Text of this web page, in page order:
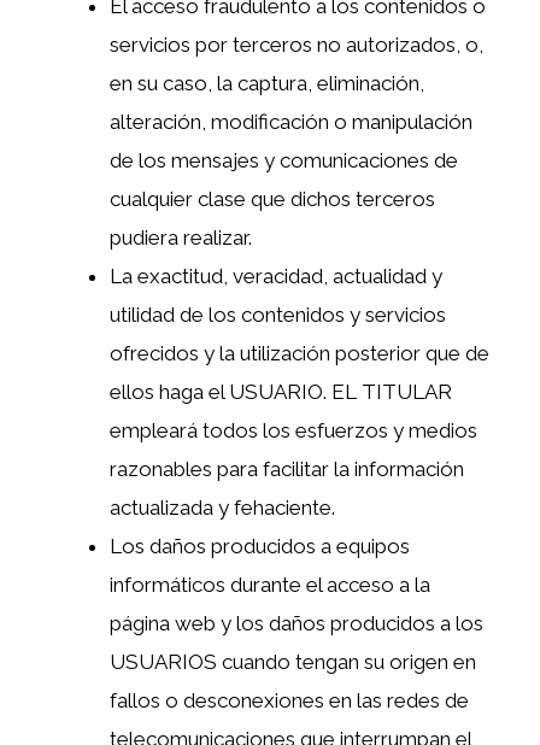
El acceso fraudulento a los contenidos o
servicios por terceros no autorizados, o,
en su caso, la captura, eliminación,
alteración, modificación o manipulación
de los mensajes y comunicaciones de
cualquier clase que dichos terceros
pudiera realizar.
La exactitud, veracidad, actualidad y
utilidad de los contenidos y servicios
ofrecidos y la utilización posterior que de
ellos haga el USUARIO. EL TITULAR
empleará todos los esfuerzos y medios
razonables para facilitar la información
actualizada y fehaciente.
Los daños producidos a equipos
informáticos durante el acceso a la
página web y los daños producidos a los
USUARIOS cuando tengan su origen en
fallos o desconexiones en las redes de
telecomunicaciones que interrumpan el